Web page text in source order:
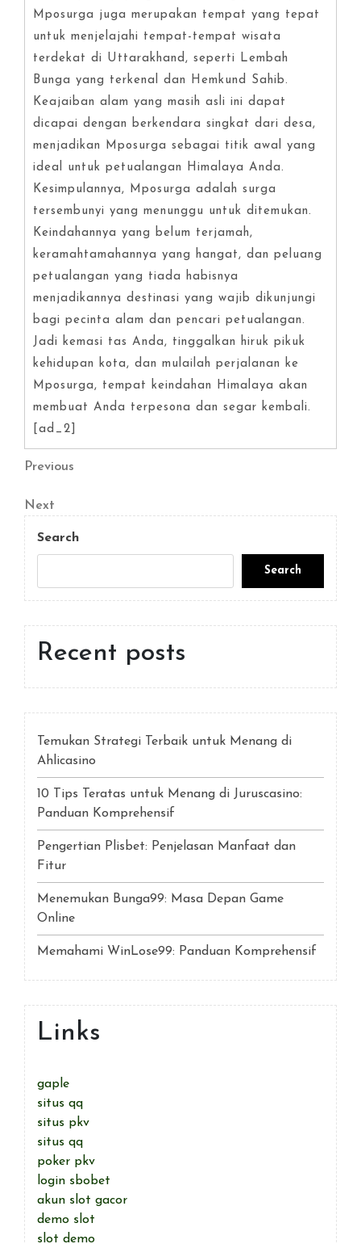
Mposurga juga merupakan tempat yang tepat
untuk menjelajahi tempat-tempat wisata
terdekat di Uttarakhand, seperti Lembah
Bunga yang terkenal dan Hemkund Sahib.
Keajaiban alam yang masih asli ini dapat
dicapai dengan berkendara singkat dari desa,
menjadikan Mposurga sebagai titik awal yang
ideal untuk petualangan Himalaya Anda.
Kesimpulannya, Mposurga adalah surga
tersembunyi yang menunggu untuk ditemukan.
Keindahannya yang belum terjamah,
keramahtamahannya yang hangat, dan peluang
petualangan yang tiada habisnya
menjadikannya destinasi yang wajib dikunjungi
bagi pecinta alam dan pencari petualangan.
Jadi kemasi tas Anda, tinggalkan hiruk pikuk
kehidupan kota, dan mulailah perjalanan ke
Mposurga, tempat keindahan Himalaya akan
membuat Anda terpesona dan segar kembali.
[ad_2]
Post
navigation
Previous
Previous
Next
Post
Next
Search
Search
Recent posts
Temukan Strategi Terbaik untuk Menang di
Ahlicasino
10 Tips Teratas untuk Menang di Juruscasino:
Panduan Komprehensif
Pengertian Plisbet: Penjelasan Manfaat dan
Fitur
Menemukan Bunga99: Masa Depan Game
Online
Memahami WinLose99: Panduan Komprehensif
Links
gaple
situs qq
situs pkv
situs qq
poker pkv
login sbobet
akun slot gacor
demo slot
slot demo